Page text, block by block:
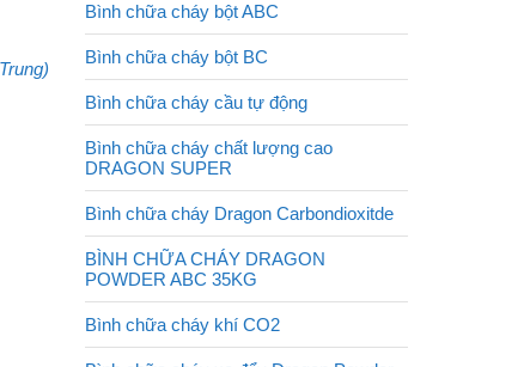
Bình chữa cháy bột ABC
Bình chữa cháy bột BC
Bình chữa cháy cầu tự động
Bình chữa cháy chất lượng cao
DRAGON SUPER
Bình chữa cháy Dragon Carbondioxitde
BÌNH CHỮA CHÁY DRAGON
POWDER ABC 35KG
Bình chữa cháy khí CO2